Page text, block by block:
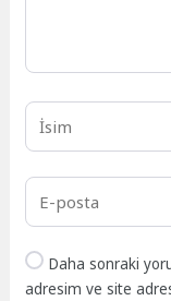
Daha sonraki
adresim ve site